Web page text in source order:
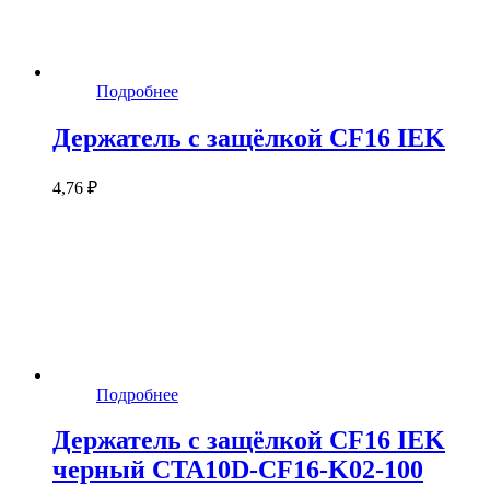
Подробнее
Держатель с защёлкой CF16 IEK
4,76 ₽
Подробнее
Держатель с защёлкой CF16 IEK
черный CTA10D-CF16-K02-100